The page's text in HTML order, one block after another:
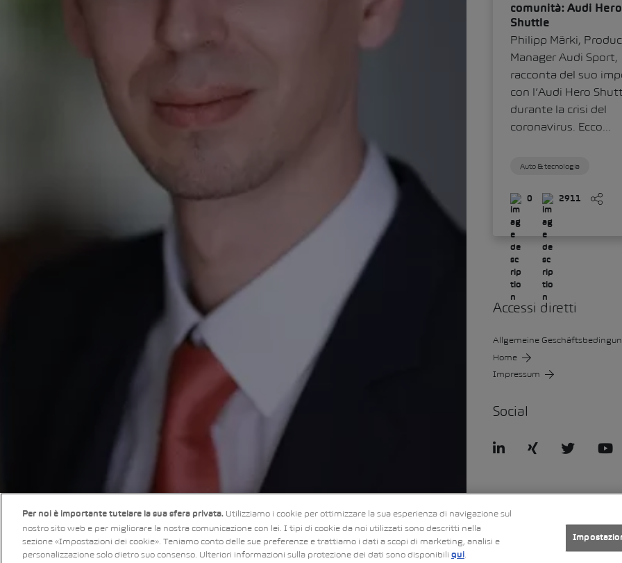
comunità: Audi Hero
Shuttle
Philipp Märki,
Manager Audi Sport,
racconta del suo
con l’Audi Hero
durante la crisi del
coronavirus. Ecco...
Auto & tecnologia
0 2911
Accessi diretti
Allgemeine
Home
Impressum
Social
LinkedInXing Twitter
um
Per noi è importante tutelare la sua sfera privata. Utilizziamo i cookie per ottimizzare la sua esperienza di navigazione sul
nostro sito web e per migliorare la nostra comunicazione con lei. I tipi di cookie da noi utilizzati sono descritti nella
sezione «Impostazioni dei cookie». Teniamo conto delle sue preferenze e trattiamo i dati a scopi di marketing, analisi e
personalizzazione solo dietro suo consenso. Ulteriori informazioni sulla protezione dei dati sono disponibili qui.